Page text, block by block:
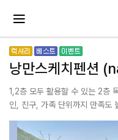
낭만스케치펜션
1,2층 모두 활용할 수 있는 2층
인, 친구, 가족 단위까지 만족도